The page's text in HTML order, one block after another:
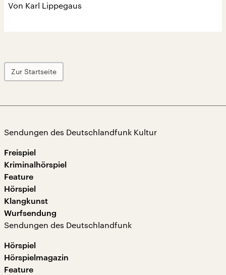
Von Karl Lippegaus
Zur Startseite
Sendungen des Deutschlandfunk Kultur
Freispiel
Kriminalhörspiel
Feature
Hörspiel
Klangkunst
Wurfsendung
Sendungen des Deutschlandfunk
Hörspiel
Hörspielmagazin
Feature